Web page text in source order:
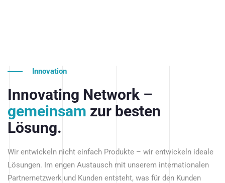
Innovation
Innovating Network –
gemeinsam zur besten
Lösung.
Wir entwickeln nicht einfach Produkte – wir entwickeln ideale
Lösungen. Im engen Austausch mit unserem internationalen
Partnernetzwerk und Kunden entsteht, was für den Kunden